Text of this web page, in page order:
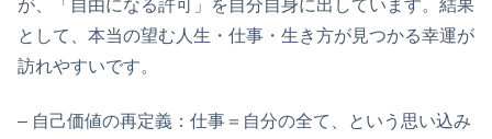
が、「自由になる許可」を自分自身に出しています。結果
として、本当の望む人生・仕事・生き方が見つかる幸運が
訪れやすいです。
– 自己価値の再定義：仕事＝自分の全て、という思い込み